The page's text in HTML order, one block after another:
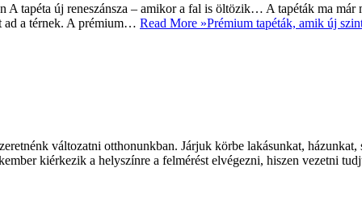
tapéta új reneszánsza – amikor a fal is öltözik… A tapéták ma
ad a térnek. A prémium… Read More »Prémium tapéták, amik új
változatni otthonunkban. Járjuk körbe lakásunkat,
kiérkezik a helyszínre a felmérést elvégezni, hiszen vezetni